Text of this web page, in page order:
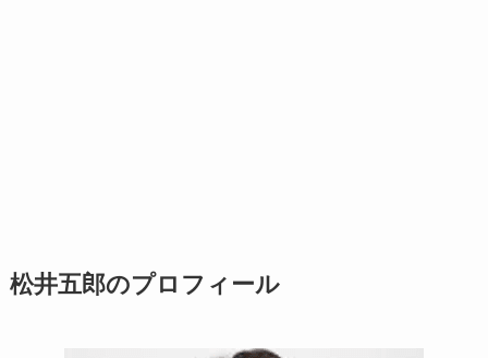
松井五郎のプロフィール